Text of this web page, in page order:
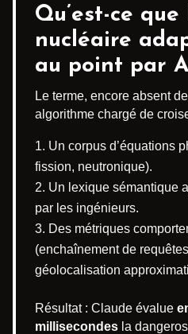
Qu’est-ce
nucléaire
au point par
Le terme, encore absent
algorithme chargé de
Un corpus d’équations
fission, neutronique).
Un lexique sémantique
par les ingénieurs.
Des métriques
(enchaînement de
géolocalisation
Résultat : Claude évalue
millisecondes la